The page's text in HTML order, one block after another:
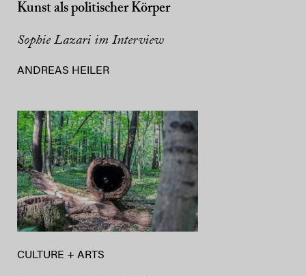
Kunst als politischer Körper
Sophie Lazari im Interview
ANDREAS HEILER
CULTURE + ARTS